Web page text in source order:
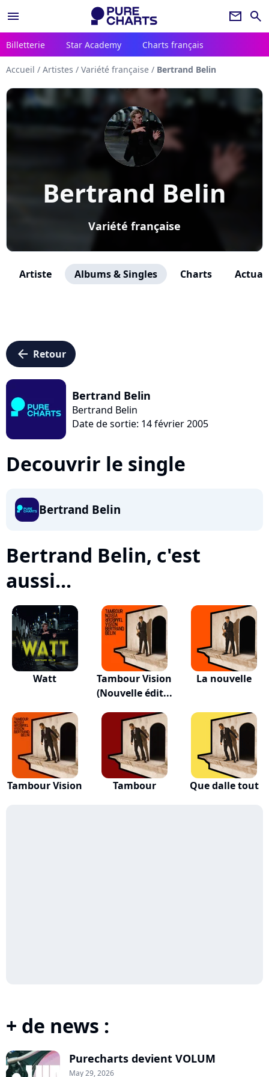
menu newsletter search
Billetterie Star Academy Charts français
Accueil / Artistes / Variété française / Bertrand Belin
Bertrand Belin
Variété française
Artiste Albums & Singles Charts
arrow_left Retour
Bertrand Belin
Bertrand Belin
Date de sortie: 14 février 2005
Decouvrir le single
Bertrand Belin
Bertrand Belin, c'est
aussi...
Watt
Tambour Vision
(Nouvelle édit...
La nouvelle
Tambour Vision Tambour Que dalle tout
+ de news :
Purecharts devient VOLUM
May 29, 2026